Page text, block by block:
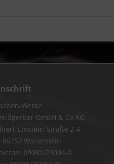
Werke
GmbH & Co KG
Einstein-Straße 2-4
86757 Wallerstein
09081/29004-0